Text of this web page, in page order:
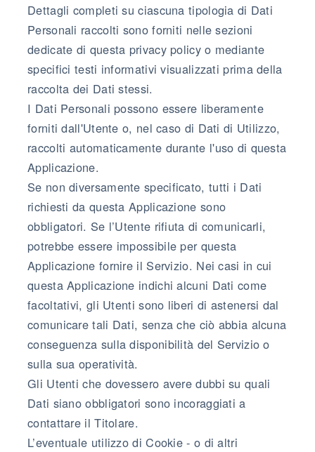
Dettagli completi su ciascuna tipologia di Dati
Personali raccolti sono forniti nelle sezioni
dedicate di questa privacy policy o mediante
specifici testi informativi visualizzati prima della
raccolta dei Dati stessi.
I Dati Personali possono essere liberamente
forniti dall'Utente o, nel caso di Dati di Utilizzo,
raccolti automaticamente durante l'uso di questa
Applicazione.
Se non diversamente specificato, tutti i Dati
richiesti da questa Applicazione sono
obbligatori. Se l’Utente rifiuta di comunicarli,
potrebbe essere impossibile per questa
Applicazione fornire il Servizio. Nei casi in cui
questa Applicazione indichi alcuni Dati come
facoltativi, gli Utenti sono liberi di astenersi dal
comunicare tali Dati, senza che ciò abbia alcuna
conseguenza sulla disponibilità del Servizio o
sulla sua operatività.
Gli Utenti che dovessero avere dubbi su quali
Dati siano obbligatori sono incoraggiati a
contattare il Titolare.
L’eventuale utilizzo di Cookie - o di altri